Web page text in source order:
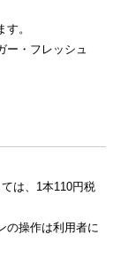
。
・フレッシュ
は、1本110円税
操作は利用者に